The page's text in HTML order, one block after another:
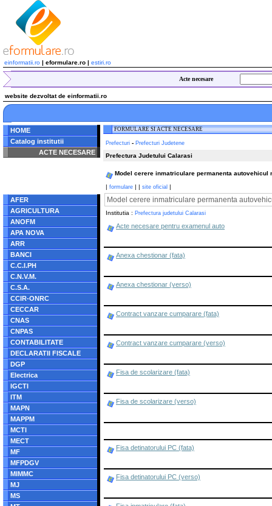
einformatii.ro | eformulare.ro | estiri.ro
Acte necesare
website dezvoltat de einformatii.ro
HOME
Catalog institutii
ACTE NECESARE
/home/eformulare.ro/public_html/navigare/stanga.php
AFER
AGRICULTURA
ANOFM
APA NOVA
ARR
BANCI
C.C.I.PH
C.N.V.M.
C.S.A.
CCIR-ONRC
CECCAR
CNAS
CNPAS
CONTABILITATE
DECLARATII FISCALE
DGP
Electrica
IGCTI
ITM
MAPN
MAPPM
MCTI
MECT
MF
MFPDGV
MIMMC
MJ
MS
FORMULARE SI ACTE NECESARE
Prefecturi - Prefecturi Judetene
Prefectura Judetului Calarasi
Model cerere inmatriculare permanenta
| formulare | | site oficial |
Model cerere inmatriculare permanenta
Institutia : Prefectura judetului Calarasi
Acte necesare pentru examenul auto
Anexa chestionar (fata)
Anexa chestionar (verso)
Contract vanzare cumparare (fata)
Contract vanzare cumparare (verso)
Fisa de scolarizare (fata)
Fisa de scolarizare (verso)
Fisa detinatorului PC (fata)
Fisa detinatorului PC (verso)